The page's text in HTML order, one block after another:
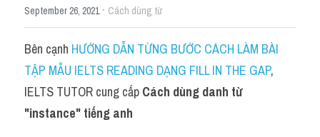
September 26, 2021· Cách dùng từ
Bên cạnh HƯỚNG DẪN TỪNG BƯỚC CÁCH LÀM BÀI
TẬP MẪU IELTS READING DẠNG FILL IN THE GAP,
IELTS TUTOR cung cấp Cách dùng danh từ
"instance" tiếng anh